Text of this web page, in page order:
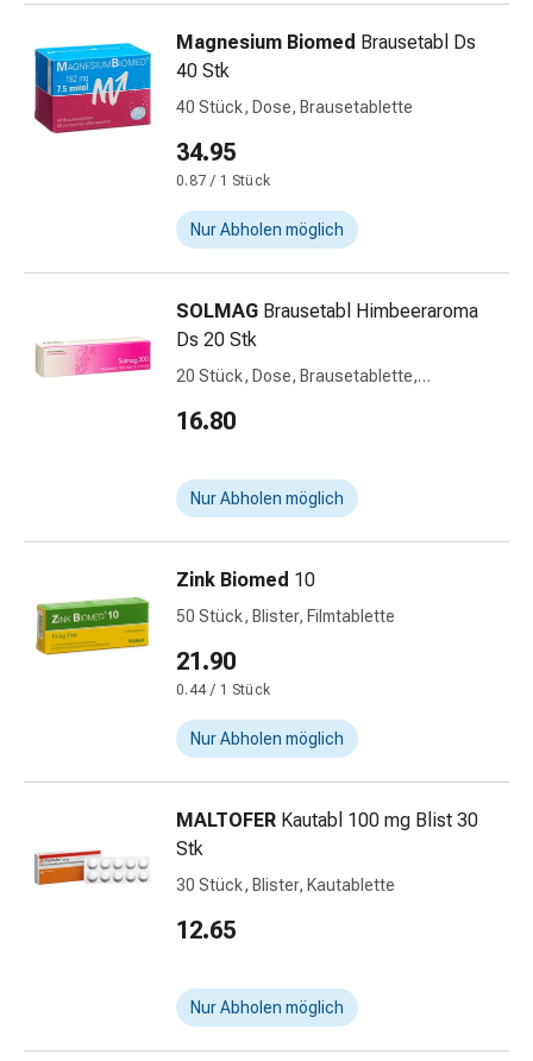
Mücken-
Zeckenschutz
Zeckenpinzette
Anti-
Wurmmittel
Rezeptpflichtige
Arzneimittel
Rezeptpflichtige
Arzneimittel
Vaginalbeschwerden
Menstruation
Wechseljahre
Scheideninfektion
Vaginalgesundheit
Mineralstoffe
Kombipräparate
Zahn-
&
Mundgesundheit
Kariesprophylaxe
Trockener
Mund
(Xerostomie)
Munddesinfektionsmittel
Aphten
und
Mundentzündungen
Haarausfallpräparate
Kopfhautbeschwerden
Magnesium Biomed Brausetabl Ds
40 Stk
40 Stück, Dose, Brausetablette
34.95
0.87 / 1 Stück
Nur Abholen möglich
SOLMAG Brausetabl Himbeeraroma
Ds 20 Stk
20 Stück, Dose, Brausetablette,
16.80
Nur Abholen möglich
Zink Biomed 10
50 Stück, Blister, Filmtablette
21.90
0.44 / 1 Stück
Nur Abholen möglich
MALTOFER Kautabl 100 mg Blist 30
Stk
30 Stück, Blister, Kautablette
12.65
Nur Abholen möglich